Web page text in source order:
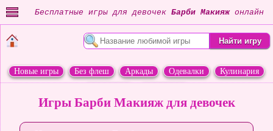
Бесплатные игры для девочек Барби Макияжонлайн
Новые игры Без флеш Аркады Одевалки
Кулинария
Игры Барби Макияж для девочек